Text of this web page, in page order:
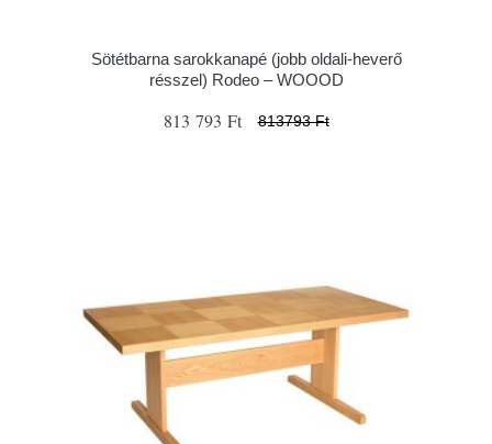
Sötétbarna sarokkanapé (jobb oldali-heverő
résszel) Rodeo – WOOOD
813 793 Ft 813793 Ft